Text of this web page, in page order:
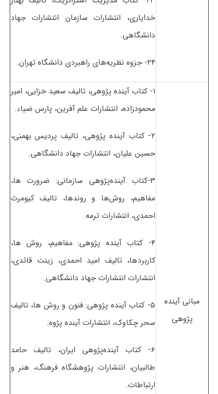
خدایاری، انتشارات سازمان انتشارات جهاد
دانشگاهی.
۲۴- جزوه نظریه‌های راهبردی دانشگاه تهران.
مبانی آینده
پژوهی
۱- کتاب آینده پژوهی، تالیف سعید خزایی، امیر
محمودزاده، انتشارات علم آفرین، پارس ضیاء.
۲- کتاب آینده پژوهی، تالیف پردیس بهمنی،
حسین علیان، انتشارات جهاد دانشگاهی.
۳-کتاب آینده‌پژوهی سازمانی: ضرورت ها،
مفاهیم، روش‌ها و روندها، تالیف کیومرث
احمدی، انتشارات ترمه.
۴- کتاب آینده پژوهی: مفاهیم، روش ها،
کاربردها، تالیف امید احمدی، زینت قائدی،
انتشارات انتشارات جهاد دانشگاهی.
۵- کتاب آینده پژوهی: فنون و روش ها، تالیف
سحر چکاوک، انتشارات آینده پژوه.
۶- کتاب آینده‌پژوهی ایران، تالیف حامد
طالبیان، انتشارات پژوهشگاه فرهنگ، هنر و
ارتباطات.